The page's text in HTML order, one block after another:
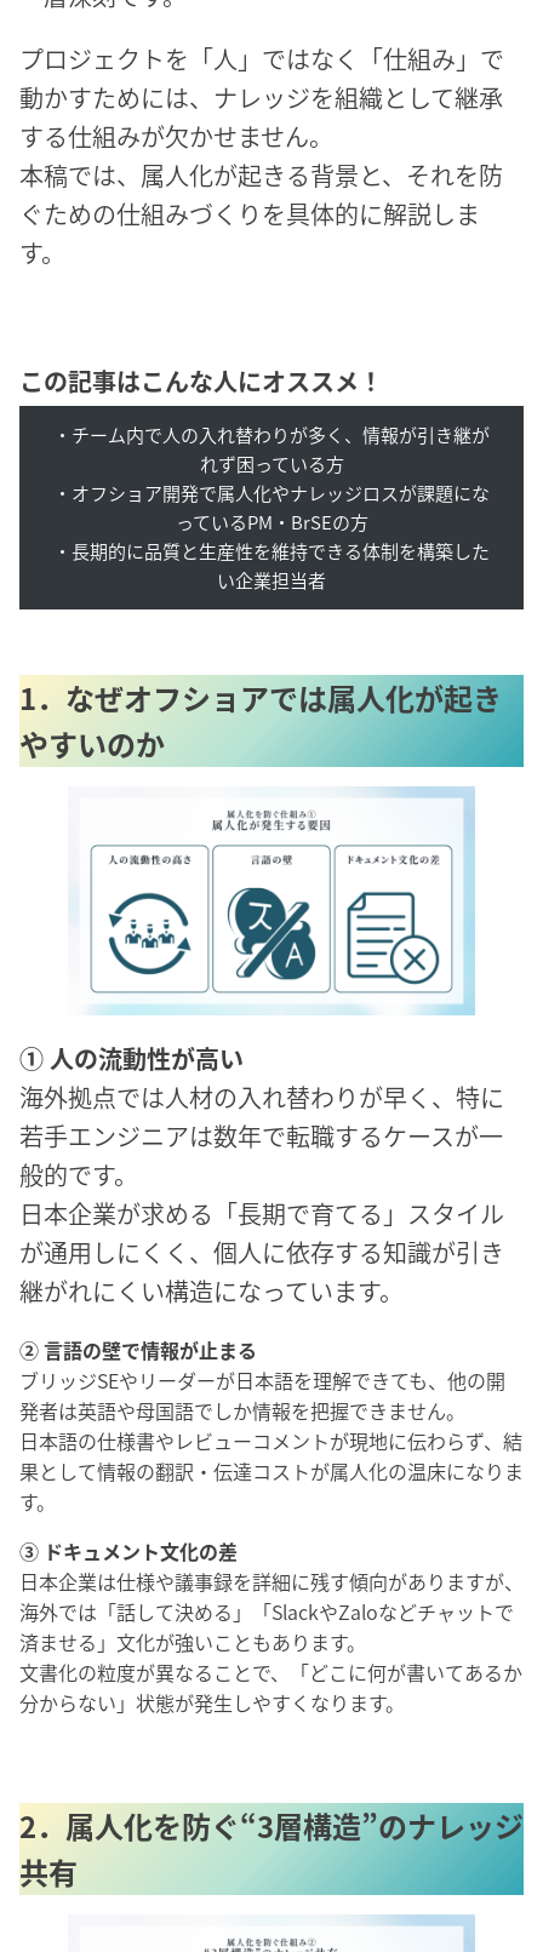
プロジェクトを「人」ではなく「仕組み」で
動かすためには、ナレッジを組織として継承
する仕組みが欠かせません。
本稿では、属人化が起きる背景と、それを防
ぐための仕組みづくりを具体的に解説しま
す。
この記事はこんな人にオススメ！
・チーム内で人の入れ替わりが多く、情報が引き継が
れず困っている方
・オフショア開発で属人化やナレッジロスが課題にな
っているPM・BrSEの方
・長期的に品質と生産性を維持できる体制を構築した
い企業担当者
1．なぜオフショアでは属人化が起き
やすいのか
① 人の流動性が高い
海外拠点では人材の入れ替わりが早く、特に
若手エンジニアは数年で転職するケースが一
般的です。
日本企業が求める「長期で育てる」スタイル
が通用しにくく、個人に依存する知識が引き
継がれにくい構造になっています。
② 言語の壁で情報が止まる
ブリッジSEやリーダーが日本語を理解できても、他の開
発者は英語や母国語でしか情報を把握できません。
日本語の仕様書やレビューコメントが現地に伝わらず、結
果として情報の翻訳・伝達コストが属人化の温床になりま
す。
③ ドキュメント文化の差
日本企業は仕様や議事録を詳細に残す傾向がありますが、
海外では「話して決める」「SlackやZaloなどチャットで
済ませる」文化が強いこともあります。
文書化の粒度が異なることで、「どこに何が書いてあるか
分からない」状態が発生しやすくなります。
2．属人化を防ぐ“3層構造”のナレッジ
共有